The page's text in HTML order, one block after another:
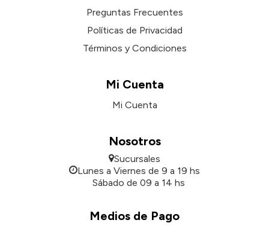
Preguntas Frecuentes
Políticas de Privacidad
Términos y Condiciones
Mi Cuenta
Mi Cuenta
Nosotros
Sucursales
Lunes a Viernes de 9 a 19 hs
Sábado de 09 a 14 hs
Medios de Pago